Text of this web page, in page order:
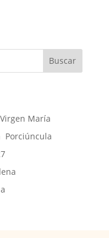
Buscar
María
Porciúncula